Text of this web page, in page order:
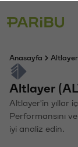
Anasayfa
Altlayer
Altlayer'in yıllar
Performansını
iyi analiz edin.